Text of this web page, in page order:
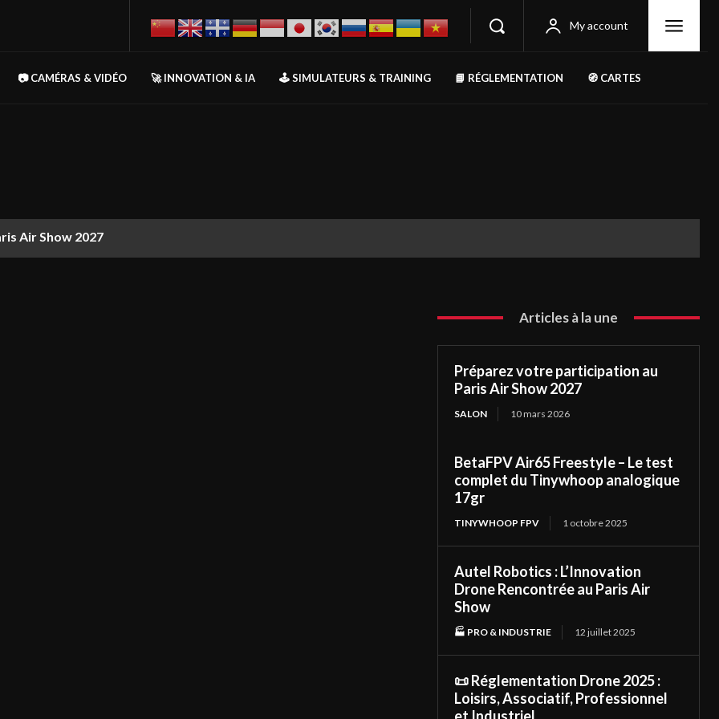
My account
📷 CAMÉRAS & VIDÉO 🚀 INNOVATION & IA 🕹️ SIMULATEURS & TRAINING 📘 RÉGLEMENTATION 🧭 CARTES
Air Show 2027
Articles à la une
Préparez votre participation au
Paris Air Show 2027
SALON 10 mars 2026
BetaFPV Air65 Freestyle – Le test
complet du Tinywhoop analogique
17gr
TINYWHOOP FPV 1 octobre 2025
Autel Robotics : L’Innovation
Drone Rencontrée au Paris Air
Show
🏭 PRO & INDUSTRIE 12 juillet 2025
📜 Réglementation Drone 2025 :
Loisirs, Associatif, Professionnel